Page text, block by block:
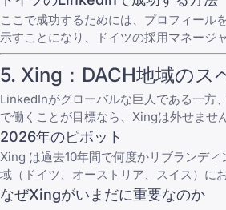
ここで成功するためには、プロフィール
示すことになり、ドイツの採用マネージ
5. Xing ：DACH地域のス
LinkedInがグローバルな巨人である一方、
で働くことが目標なら、Xingは外せません
2026年のピボット
Xing は過去10年間で何度かリブランデ
域（ドイツ、オーストリア、スイス）に
なぜXingがいまだに重要なのか